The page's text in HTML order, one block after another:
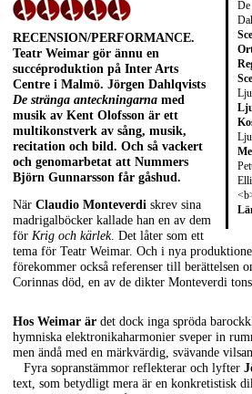
De
RECENSION/PERFORMANCE.
Teatr Weimar gör ännu en
succéproduktion på Inter Arts
Centre i Malmö. Jörgen Dahlqvists
De stränga anteckningarna med
musik av Kent Olofsson är ett
multikonstverk av sång, musik,
recitation och bild. Och så vackert
och genomarbetat att Nummers
Björn Gunnarsson får gåshud.
När Claudio Monteverdi skrev sina
madrigalböcker kallade han en av dem
för Krig och kärlek. Det låter som ett
tema för Teatr Weimar. Och i nya
förekommer också referenser till berättelsen
Corinnas död, en av de dikter Monteverdi
Hos Weimar är det dock inga spröda
hymniska elektronikaharmonier sveper in
men ändå med en märkvärdig, svävande
Fyra sopranstämmor reflekterar och lyfter
text, som betydligt mera är en konkretistisk